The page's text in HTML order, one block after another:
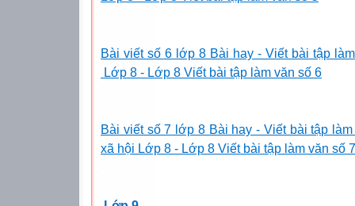
Bài viết số 6 lớp 8 Bài hay - Viết bài tập
Lớp 8 - Lớp 8 Viết bài tập làm văn số 6
Bài viết số 7 lớp 8 Bài hay - Viết bài tập
xã hội Lớp 8 - Lớp 8 Viết bài tập làm văn số 7